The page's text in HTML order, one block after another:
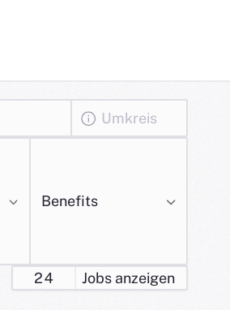
Umkreis
Benefits
24 Jobs anzeigen